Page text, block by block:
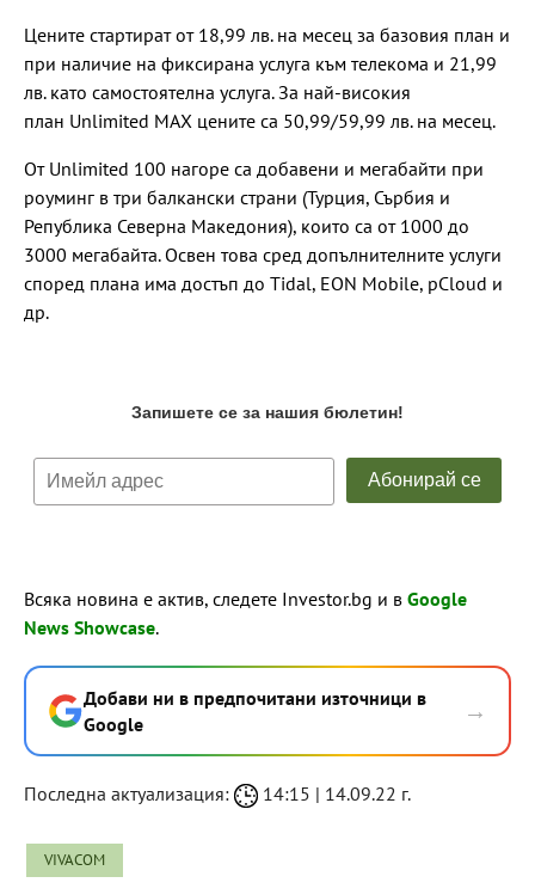
Цените стартират от 18,99 лв. на месец за базовия план и
при наличие на фиксирана услуга към телекома и 21,99
лв. като самостоятелна услуга. За най-високия
план Unlimited MAX цените са 50,99/59,99 лв. на месец.
От Unlimited 100 нагоре са добавени и мегабайти при
роуминг в три балкански страни (Турция, Сърбия и
Република Северна Македония), които са от 1000 до
3000 мегабайта. Освен това сред допълнителните услуги
според плана има достъп до Tidal, EON Mobile, pCloud и
др.
Всяка новина е актив, следете Investor.bg и в Google
News Showcase.
Добави ни в предпочитани източници в
Google
→
Последна актуализация: 14:15 | 14.09.22 г.
VIVACOM